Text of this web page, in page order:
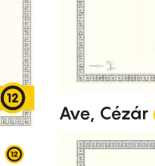
Ave, Cézár